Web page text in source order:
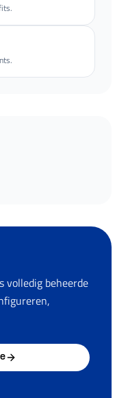
volledig beheerde